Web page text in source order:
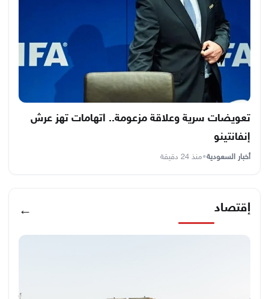
تعويضات سرية وعلاقة مزعومة.. اتهامات تهز عرش
إنفانتينو
أخبار السعودية•منذ 24 دقيقة
إقتصاد ←